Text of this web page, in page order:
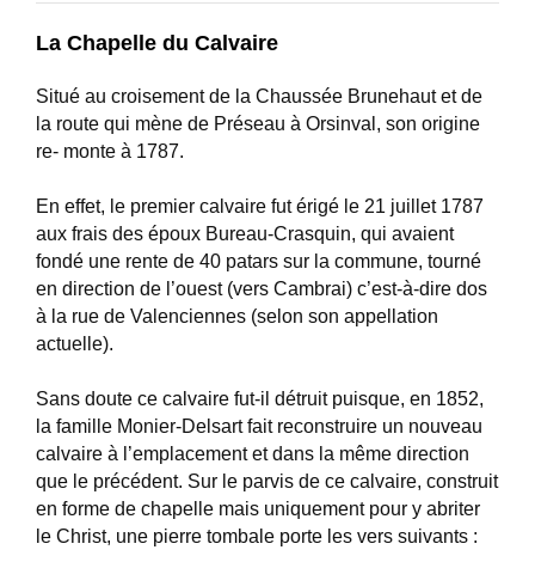
La Chapelle du Calvaire
Situé au croisement de la Chaussée Brunehaut et de
la route qui mène de Préseau à Orsinval, son origine
re- monte à 1787.
En effet, le premier calvaire fut érigé le 21 juillet 1787
aux frais des époux Bureau-Crasquin, qui avaient
fondé une rente de 40 patars sur la commune, tourné
en direction de l’ouest (vers Cambrai) c’est-à-dire dos
à la rue de Valenciennes (selon son appellation
actuelle).
Sans doute ce calvaire fut-il détruit puisque, en 1852,
la famille Monier-Delsart fait reconstruire un nouveau
calvaire à l’emplacement et dans la même direction
que le précédent. Sur le parvis de ce calvaire, construit
en forme de chapelle mais uniquement pour y abriter
le Christ, une pierre tombale porte les vers suivants :